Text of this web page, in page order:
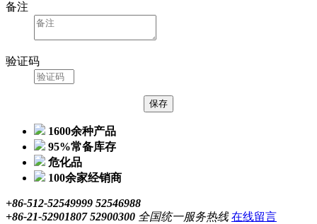
备注
验证码
1600余种产品
95%常备库存
危化品
100余家经销商
+86-512-52549999 52546988
+86-21-52901807 52900300 全国统一服务热线在线留言